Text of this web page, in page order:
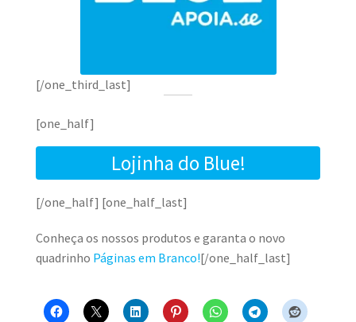
[/one_third_last]
[one_half]
Lojinha do Blue!
[/one_half] [one_half_last]
Conheça os nossos produtos e garanta o novo
quadrinho Páginas em Branco![/one_half_last]